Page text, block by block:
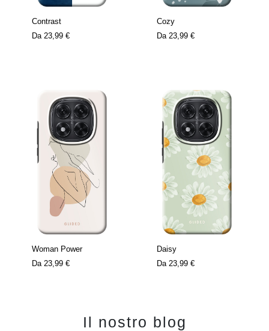
Contrast
Da 23,99 €
Cozy
Da 23,99 €
Woman Power
Da 23,99 €
Daisy
Da 23,99 €
Il nostro blog